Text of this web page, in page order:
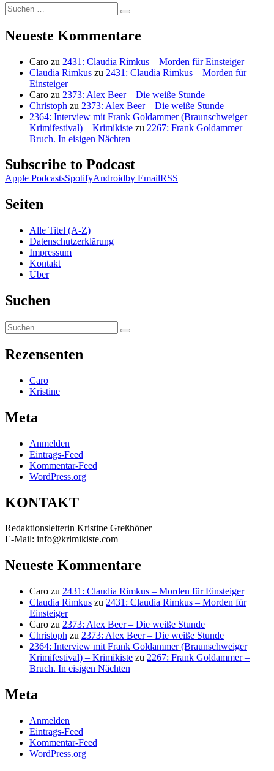
Suchen
nach:
Suchen
Neueste Kommentare
Caro zu 2431: Claudia Rimkus – Morden für Einsteiger
Claudia Rimkus zu 2431: Claudia Rimkus – Morden für
Einsteiger
Caro zu 2373: Alex Beer – Die weiße Stunde
Christoph zu 2373: Alex Beer – Die weiße Stunde
2364: Interview mit Frank Goldammer (Braunschweiger
Krimifestival) – Krimikiste zu 2267: Frank Goldammer –
Bruch. In eisigen Nächten
Subscribe to Podcast
Apple PodcastsSpotifyAndroidby EmailRSS
Seiten
Alle Titel (A-Z)
Datenschutzerklärung
Impressum
Kontakt
Über
Suchen
Suchen
nach:
Suchen
Rezensenten
Caro
Kristine
Meta
Anmelden
Eintrags-Feed
Kommentar-Feed
WordPress.org
KONTAKT
Redaktionsleiterin Kristine Greßhöner
E-Mail: info@krimikiste.com
Neueste Kommentare
Caro zu 2431: Claudia Rimkus – Morden für Einsteiger
Claudia Rimkus zu 2431: Claudia Rimkus – Morden für
Einsteiger
Caro zu 2373: Alex Beer – Die weiße Stunde
Christoph zu 2373: Alex Beer – Die weiße Stunde
2364: Interview mit Frank Goldammer (Braunschweiger
Krimifestival) – Krimikiste zu 2267: Frank Goldammer –
Bruch. In eisigen Nächten
Meta
Anmelden
Eintrags-Feed
Kommentar-Feed
WordPress.org